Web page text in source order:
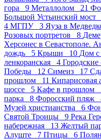
гора 9 Металлолом 21
Большой Устьинский мост
4 МГПУ 3 Яуза в
Розовых портретов 8
Херсонес в Севастополе.
дождь 5 Крыши 10 Дом
ленкоранская 4
Победы 12 Симеиз 17
прошлом 11 Кипарисовая
шоссе 5 Кафе в прошлом
парка 8 Форосский пляж
Музей христианства 6
Святой Троицы 9 Река
набережная 13 Желтый
Алуште 7 Птицы 6